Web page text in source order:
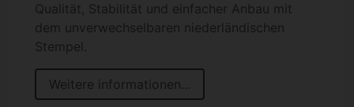
Qualität, Stabilität und einfacher Anbau mit
dem unverwechselbaren niederländischen
Stempel.
Weitere informationen...